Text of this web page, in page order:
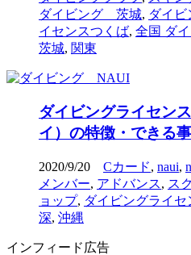
ダイビング 茨城, ダイビ
イセンスつくば, 全国 ダ
茨城, 関東
ダイビングライセン
イ）の特徴・できる
2020/9/20 Cカード, naui,
メンバー, アドバンス, ス
ョップ, ダイビングライセ
深, 沖縄
インフィード広告